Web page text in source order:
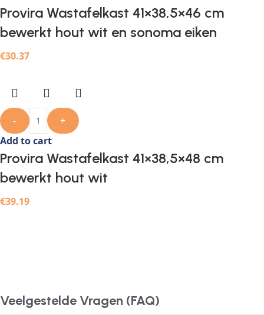
Provira Wastafelkast 41×38,5×46 cm
bewerkt hout wit en sonoma eiken
€30.37
-
+
Add to cart
Provira Wastafelkast 41×38,5×48 cm
bewerkt hout wit
€39.19
Veelgestelde Vragen (FAQ)